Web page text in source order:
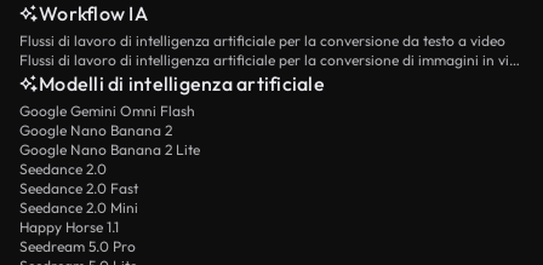
Workflow IA
Flussi di lavoro di intelligenza artificiale per la conversione da testo a video
Flussi di lavoro di intelligenza artificiale per la conversione di immagini in video
Modelli di intelligenza artificiale
Google Gemini Omni Flash
Google Nano Banana 2
Google Nano Banana 2 Lite
Seedance 2.0
Seedance 2.0 Fast
Seedance 2.0 Mini
Happy Horse 1.1
Seedream 5.0 Pro